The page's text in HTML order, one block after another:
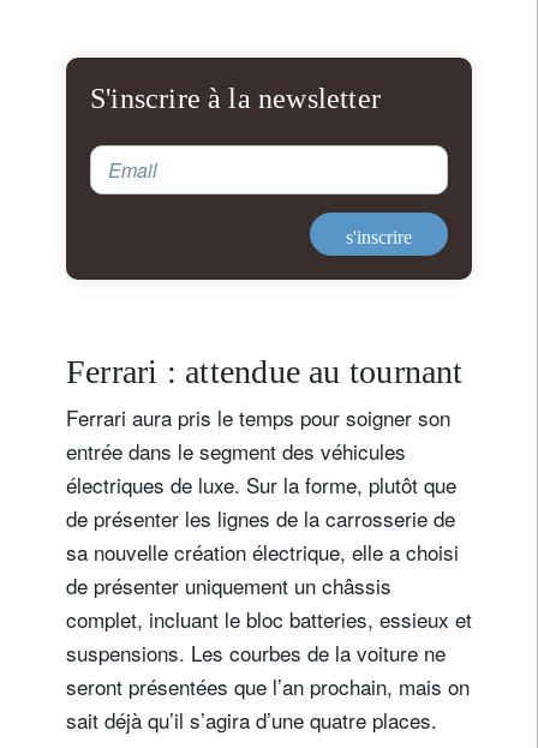
S'inscrire à la newsletter
Email
s'inscrire
Ferrari : attendue au tournant
Ferrari aura pris le temps pour soigner son
entrée dans le segment des véhicules
électriques de luxe. Sur la forme, plutôt que
de présenter les lignes de la carrosserie de
sa nouvelle création électrique, elle a choisi
de présenter uniquement un châssis
complet, incluant le bloc batteries, essieux et
suspensions. Les courbes de la voiture ne
seront présentées que l’an prochain, mais on
sait déjà qu’il s’agira d’une quatre places.